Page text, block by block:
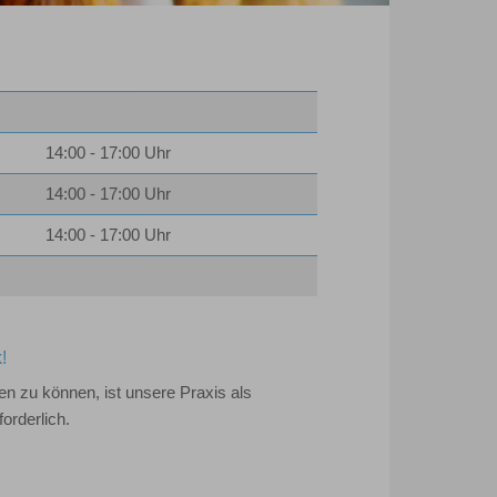
14:00 - 17:00 Uhr
14:00 - 17:00 Uhr
14:00 - 17:00 Uhr
zu können, ist unsere Praxis als